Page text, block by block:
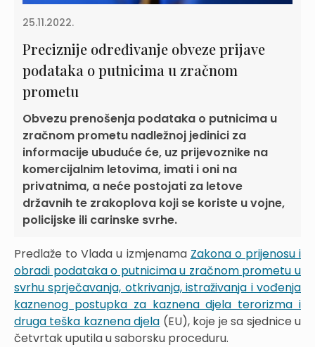
25.11.2022.
Preciznije određivanje obveze prijave
podataka o putnicima u zračnom
prometu
Obvezu prenošenja podataka o putnicima u
zračnom prometu nadležnoj jedinici za
informacije ubuduće će, uz prijevoznike na
komercijalnim letovima, imati i oni na
privatnima, a neće postojati za letove
državnih te zrakoplova koji se koriste u vojne,
policijske ili carinske svrhe.
Predlaže to Vlada u izmjenama Zakona o prijenosu i
obradi podataka o putnicima u zračnom prometu u
svrhu sprječavanja, otkrivanja, istraživanja i vođenja
kaznenog postupka za kaznena djela terorizma i
druga teška kaznena djela (EU), koje je sa sjednice u
četvrtak uputila u saborsku proceduru.